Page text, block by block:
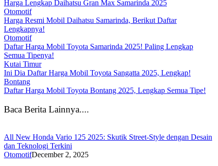
Harga Lengkap Daihatsu Gran Max Samarinda 2025
Otomotif
Harga Resmi Mobil Daihatsu Samarinda, Berikut Daftar
Lengkapnya!
Otomotif
Daftar Harga Mobil Toyota Samarinda 2025! Paling Lengkap
Semua Tipenya!
Kutai Timur
Ini Dia Daftar Harga Mobil Toyota Sangatta 2025, Lengkap!
Bontang
Daftar Harga Mobil Toyota Bontang 2025, Lengkap Semua Tipe!
Baca Berita Lainnya....
All New Honda Vario 125 2025: Skutik Street-Style dengan Desain
dan Teknologi Terkini
OtomotifDecember 2, 2025